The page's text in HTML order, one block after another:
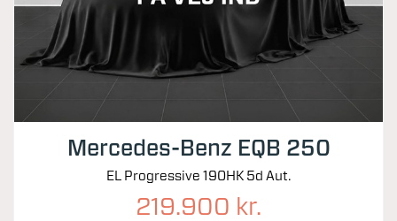
Mercedes-Benz EQB 250
EL Progressive 190HK 5d Aut.
219.900 kr.